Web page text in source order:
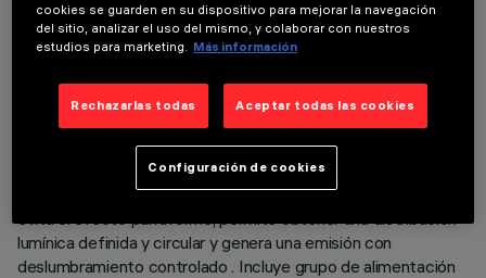
DESCRIPCIÓN
equipo miniaturizado empotrable rectangular con 15
flood. Cuerpo principal con superficie radiante de aluminio
fundido a presión, versión con marco perimetral de tope.
Ópticas de alta definición de termoplástico metalizado,
integradas en posición retrasada en la pantalla antidestello
negra; la composición de la estructura del sistema óptico
evita el efecto puntiforme, permite obtener una distribución
lumínica definida y circular y genera una emisión con
deslumbramiento controlado . Incluye grupo de alimentación
cookies se guarden en su dispositivo para mejorar la navegación
del sitio, analizar el uso del mismo, y colaborar con nuestros
estudios para marketing.
Más información
Rechazarlas todas Aceptar todas las cookies
Configuración de cookies